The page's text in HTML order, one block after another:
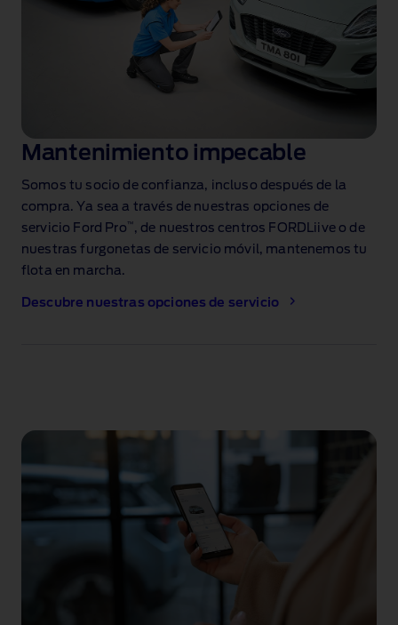
Mantenimiento impecable
Somos tu socio de confianza, incluso después de la
compra. Ya sea a través de nuestras opciones de
servicio Ford Pro ™ , de nuestros centros FORDLiive o de
nuestras furgonetas de servicio móvil, mantenemos tu
flota en marcha.
Descubre nuestras opciones de servicio